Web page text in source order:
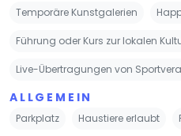
Temporäre Kunstgalerien
Führung oder Kurs zur lokalen
Live-Übertragungen von
ALLGEMEIN
Parkplatz Haustiere erlaubt